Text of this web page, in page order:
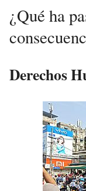
¿Qué ha
Derechos